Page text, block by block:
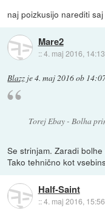
naj poizkusijo narediti
Mare2
::4. maj 2016, 14:13
Blazz je4. maj 2016 ob
Torej Ebay - Bolha
Se strinjam. Zaradi
Tako tehnično kot
Half-Saint
::4. maj 2016, 15:56